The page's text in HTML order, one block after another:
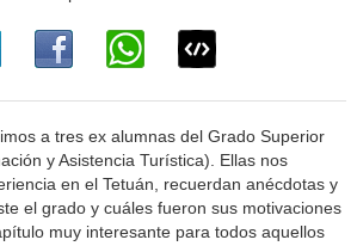
a tres ex alumnas del Grado Superior
y Asistencia Turística). Ellas nos
en el Tetuán, recuerdan anécdotas y
el grado y cuáles fueron sus motivaciones
muy interesante para todos aquellos